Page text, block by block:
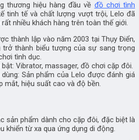
thương hiệu hàng đầu về đồ chơi tình
tinh tế và chất lượng vượt trội, Lelo đã
nhiều khách hàng trên toàn thế giới.
thành lập vào năm 2003 tại Thụy Điển,
trở thành biểu tượng của sự sang trọng
tình dục.
Vibrator, massager, đồ chơi cặp đôi.
Sản phẩm của Lelo được đánh giá
mắt, hiệu suất cao và độ bền.
sản phẩm dành cho cặp đôi, đặc biệt là
khiển từ xa qua ứng dụng di động.